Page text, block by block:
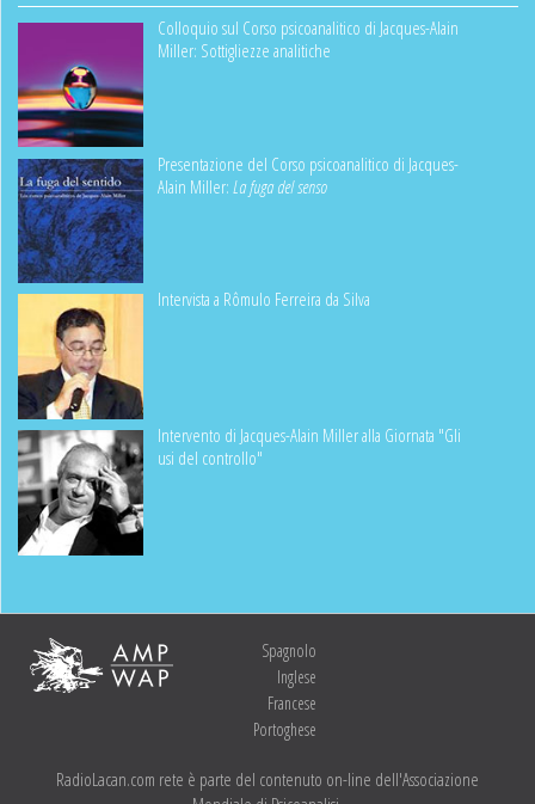
Colloquio sul Corso psicoanalitico di Jacques-Alain
Miller: Sottigliezze analitiche
Presentazione del Corso psicoanalitico di Jacques-
Alain Miller:La fuga del senso
Intervista a Rômulo Ferreira da Silva
Intervento di Jacques-Alain Miller alla Giornata "Gli
usi del controllo"
Spagnolo
Inglese
Francese
Portoghese
RadioLacan.com rete è parte del contenuto on-line dell'Associazione